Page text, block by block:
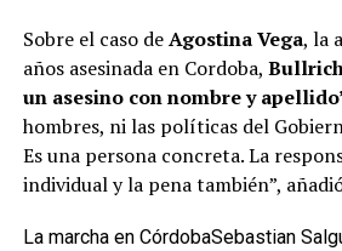
Sobre el caso deAgostina Vega, la
años asesinada en Cordoba,
un asesino con nombre y
hombres, ni las políticas del
Es una persona concreta. La
individual y la pena también”,
La marcha en CórdobaSebastian